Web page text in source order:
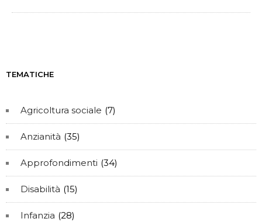
TEMATICHE
Agricoltura sociale (7)
Anzianità (35)
Approfondimenti (34)
Disabilità (15)
Infanzia (28)